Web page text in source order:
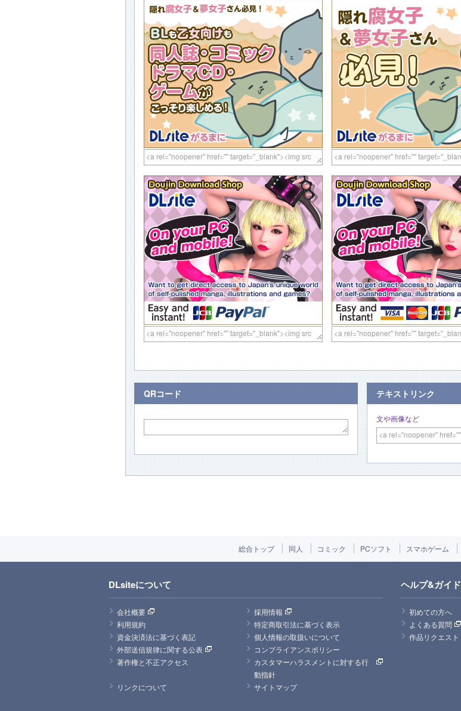
QRコード テキストリンク
文や画像など
総合トップ 同人 コミック PCソフト スマホゲーム
DLsiteについて
会社概要
採用情報
利用規約
特定商取引法に基づく表示
資金決済法に基づく表記
個人情報の取扱いについて
外部送信規律に関する公表
コンプライアンスポリシー
著作権と不正アクセス
カスタマーハラスメントに対する行
動指針
リンクについて
サイトマップ
ヘルプ&ガイド
初めての方へ
よくある質問
作品リクエスト